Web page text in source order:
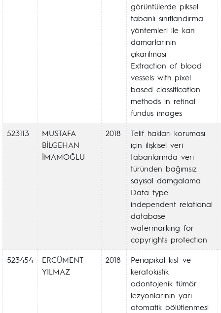
görüntülerde piksel
tabanlı sınıflandırma
yöntemleri ile kan
damarlarının
çıkarılması
Extraction of blood
vessels with pixel
based classification
methods in retinal
fundus images
523113
MUSTAFA
BİLGEHAN
İMAMOĞLU
2018
Telif hakları koruması
için ilişkisel veri
tabanlarında veri
türünden bağımsız
sayısal damgalama
Data type
independent relational
database
watermarking for
copyrights protection
523454
ERCÜMENT
YILMAZ
2018
Periapikal kist ve
keratokistik
odontojenik tümör
lezyonlarının yarı
otomatik bölütlenmesi